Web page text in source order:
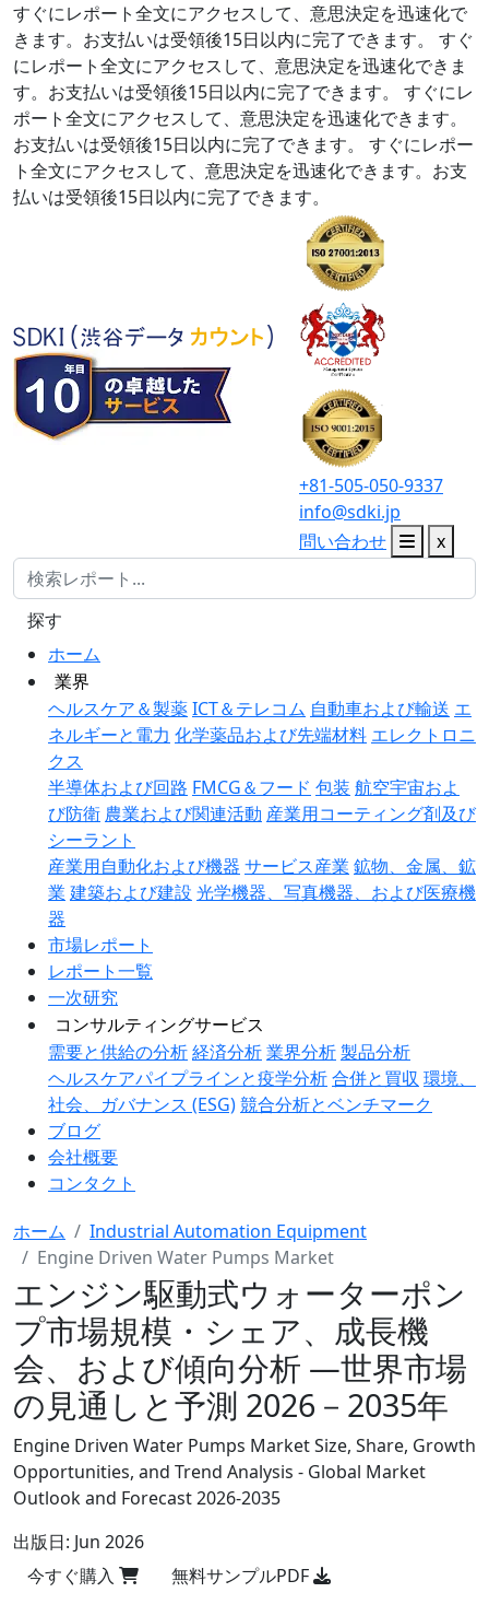
すぐにレポート全文にアクセスして、意思決定を迅速化で
きます。お支払いは受領後15日以内に完了できます。
すぐ
にレポート全文にアクセスして、意思決定を迅速化できま
す。お支払いは受領後15日以内に完了できます。
すぐにレ
ポート全文にアクセスして、意思決定を迅速化できます。
お支払いは受領後15日以内に完了できます。
すぐにレポー
ト全文にアクセスして、意思決定を迅速化できます。お支
払いは受領後15日以内に完了できます。
+81-505-050-9337
info@sdki.jp
問い合わせ
x
ホーム
業界
ヘルスケア＆製薬ICT＆テレコム 自動車および輸送 エ
ネルギーと電力 化学薬品および先端材料 エレクトロニ
クス
半導体および回路 FMCG＆フード 包装 航空宇宙およ
び防衛 農業および関連活動 産業用コーティング剤及び
シーラント
産業用自動化および機器 サービス産業 鉱物、金属、鉱
業 建築および建設 光学機器、写真機器、および医療機
器
市場レポート
レポート一覧
一次研究
コンサルティングサービス
需要と供給の分析経済分析業界分析製品分析
ヘルスケアパイプラインと疫学分析合併と買収 環境、
社会、ガバナンス (ESG)競合分析とベンチマーク
ブログ
会社概要
コンタクト
探す
ホーム
Industrial Automation Equipment
Engine Driven Water Pumps Market
エンジン駆動式ウォーターポン
プ市場規模・シェア、成長機
会、および傾向分析 ―世界市場
の見通しと予測 2026－2035年
Engine Driven Water Pumps Market Size, Share, Growth
Opportunities, and Trend Analysis - Global Market
Outlook and Forecast 2026-2035
出版日: Jun 2026
今すぐ購入
無料サンプルPDF